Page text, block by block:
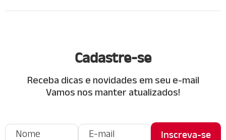
Cadastre-se
Receba dicas e novidades em seu e-mail
Vamos nos manter atualizados!